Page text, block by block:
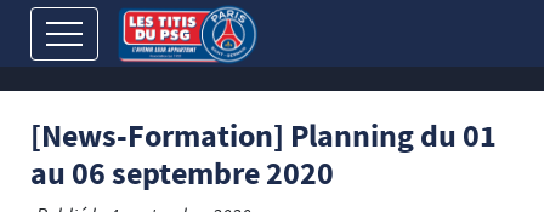
[News-Formation] Planning du 01
au 06 septembre 2020